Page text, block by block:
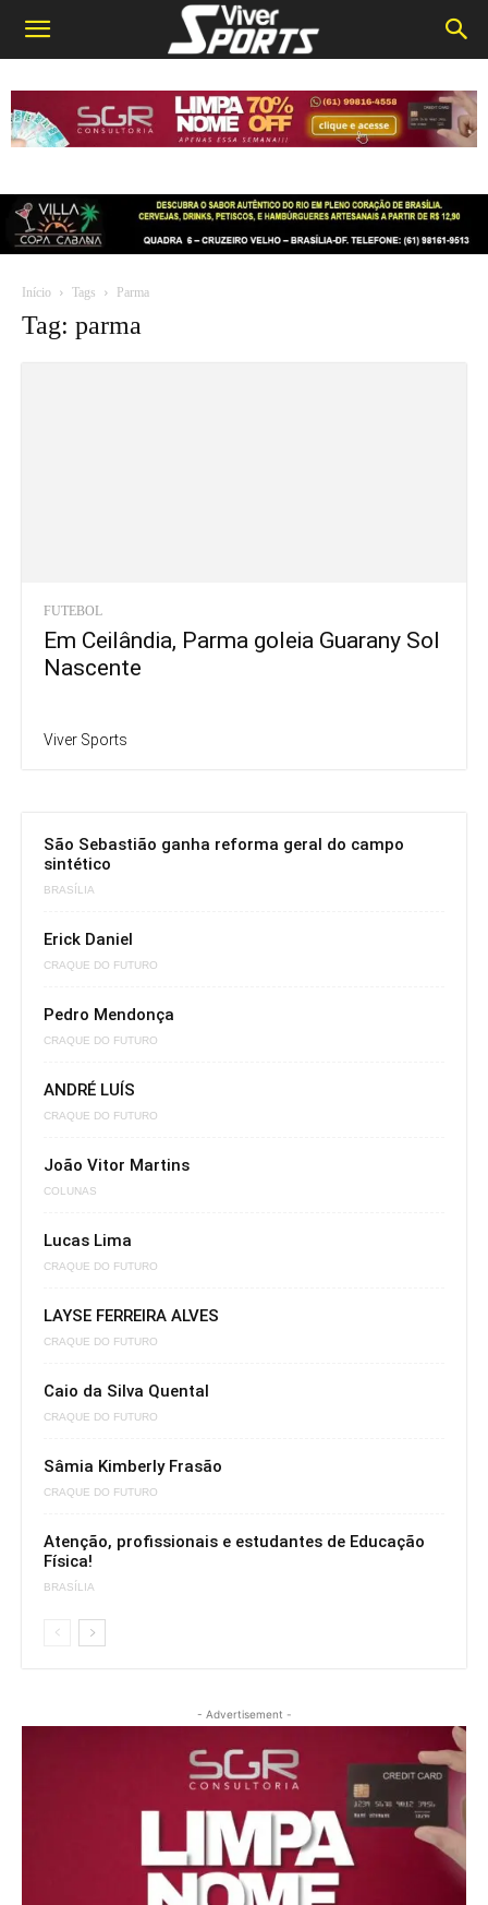
Início Tags Parma
Tag: parma
FUTEBOL
Em Ceilândia, Parma goleia Guarany Sol
Nascente
Viver Sports
São Sebastião ganha reforma geral do campo
sintético
BRASÍLIA
Erick Daniel
CRAQUE DO FUTURO
Pedro Mendonça
CRAQUE DO FUTURO
ANDRÉ LUÍS
CRAQUE DO FUTURO
João Vitor Martins
COLUNAS
Lucas Lima
CRAQUE DO FUTURO
LAYSE FERREIRA ALVES
CRAQUE DO FUTURO
Caio da Silva Quental
CRAQUE DO FUTURO
Sâmia Kimberly Frasão
CRAQUE DO FUTURO
Atenção, profissionais e estudantes de Educação
Física!
BRASÍLIA
- Advertisement -